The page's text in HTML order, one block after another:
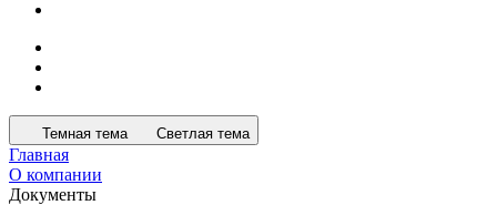
Темная тема Светлая тема
Главная
О компании
Документы